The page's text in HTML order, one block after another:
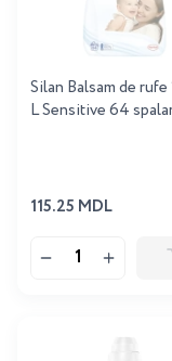
Silan Balsam de
L Sensitive 64
115.25 MDL